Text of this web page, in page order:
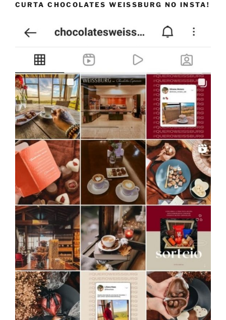
CURTA CHOCOLATES WEISSBURG NO INSTA!